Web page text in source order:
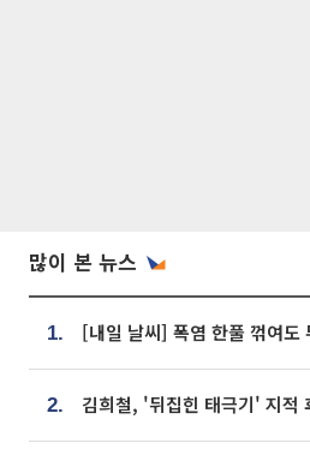
많이 본 뉴스
1.
2.